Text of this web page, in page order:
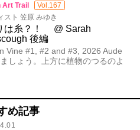
Art Trail
Vol.167
スト 笠原 みゆき
は糸？！ @ Sarah
後編
Vine #1, #2 and #3, 2026 Aude
しょう。上方に植物のつるのよ
め記事